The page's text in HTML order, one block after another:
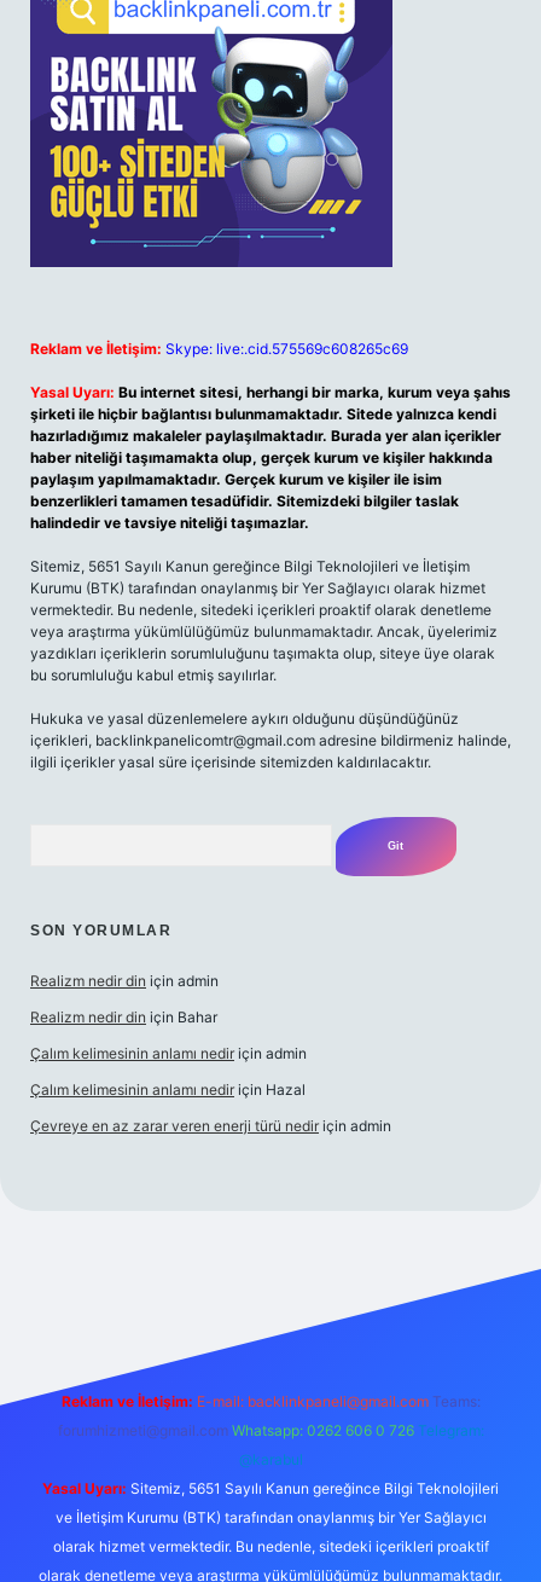
Reklam ve İletişim: Skype: live:.cid.575569c608265c69
Yasal Uyarı: Bu internet sitesi, herhangi bir marka, kurum veya şahıs
şirketi ile hiçbir bağlantısı bulunmamaktadır. Sitede yalnızca kendi
hazırladığımız makaleler paylaşılmaktadır. Burada yer alan içerikler
haber niteliği taşımamakta olup, gerçek kurum ve kişiler hakkında
paylaşım yapılmamaktadır. Gerçek kurum ve kişiler ile isim
benzerlikleri tamamen tesadüfidir. Sitemizdeki bilgiler taslak
halindedir ve tavsiye niteliği taşımazlar.
Sitemiz, 5651 Sayılı Kanun gereğince Bilgi Teknolojileri ve İletişim
Kurumu (BTK) tarafından onaylanmış bir Yer Sağlayıcı olarak hizmet
vermektedir. Bu nedenle, sitedeki içerikleri proaktif olarak denetleme
veya araştırma yükümlülüğümüz bulunmamaktadır. Ancak, üyelerimiz
yazdıkları içeriklerin sorumluluğunu taşımakta olup, siteye üye olarak
bu sorumluluğu kabul etmiş sayılırlar.
Hukuka ve yasal düzenlemelere aykırı olduğunu düşündüğünüz
içerikleri, backlinkpanelicomtr@gmail.com adresine bildirmeniz halinde,
ilgili içerikler yasal süre içerisinde sitemizden kaldırılacaktır.
SON YORUMLAR
Realizm nedir din için admin
Realizm nedir din için Bahar
Çalım kelimesinin anlamı nedir için admin
Çalım kelimesinin anlamı nedir için Hazal
Çevreye en az zarar veren enerji türü nedir için admin
Reklam ve İletişim: E-mail: backlinkpaneli@gmail.com Teams:
forumhizmeti@gmail.com Whatsapp: 0262 606 0 726 Telegram:
@karabul
Yasal Uyarı: Sitemiz, 5651 Sayılı Kanun gereğince Bilgi Teknolojileri
ve İletişim Kurumu (BTK) tarafından onaylanmış bir Yer Sağlayıcı
olarak hizmet vermektedir. Bu nedenle, sitedeki içerikleri proaktif
olarak denetleme veya araştırma yükümlülüğümüz bulunmamaktadır.